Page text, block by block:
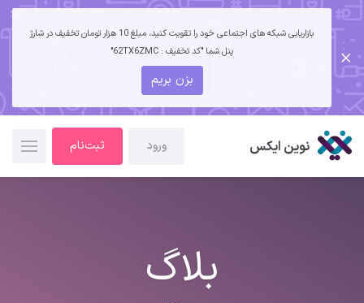
بازاریابی شبکه های اجتماعی خود را تقویت کنید، مبلغ 10 هزار تومان تخفیف در شارژ
پنل شما "کد تخفیف : 62TX6ZMC"
بزن بریم
نوین ایکس ورود ثبت‌نام
بلاگ